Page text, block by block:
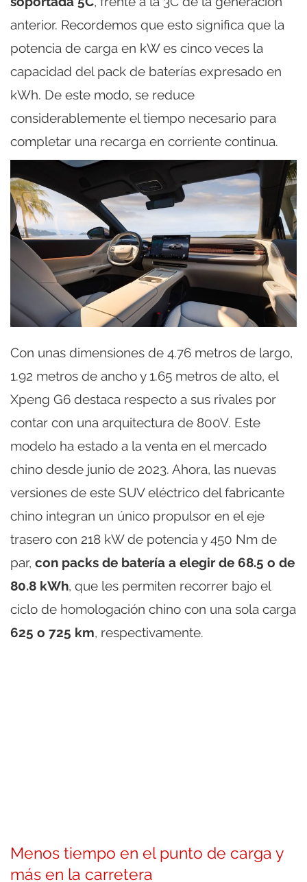
anterior. Recordemos que esto significa que la
potencia de carga en kW es cinco veces la
capacidad del pack de baterías expresado en
kWh. De este modo, se reduce
considerablemente el tiempo necesario para
completar una recarga en corriente continua.
Con unas dimensiones de 4.76 metros de largo,
1.92 metros de ancho y 1.65 metros de alto, el
Xpeng G6 destaca respecto a sus rivales por
contar con una arquitectura de 800V. Este
modelo ha estado a la venta en el mercado
chino desde junio de 2023. Ahora, las nuevas
versiones de este SUV eléctrico del fabricante
chino integran un único propulsor en el eje
trasero con 218 kW de potencia y 450 Nm de
par, con packs de batería a elegir de 68.5 o de
80.8 kWh, que les permiten recorrer bajo el
ciclo de homologación chino con una sola carga
625 o 725 km, respectivamente.
Menos tiempo en el punto de carga y
más en la carretera